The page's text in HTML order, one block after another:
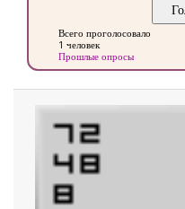
Всего проголосовало
1 человек
Прошлые опросы